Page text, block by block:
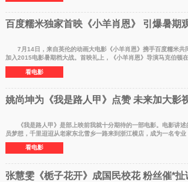
百度糯米独家首映《小羊肖恩》 引爆暑期
7月14日，来自英伦的动画大电影《小羊肖恩》携手百度糯米共
加入2015电影暑期档大战。首映礼上，《小羊肖恩》导演马克伯顿
羊肖恩》将于
看电影
姚尚坤为《我是路人甲》点赞 未来加大影
《我是路人甲》是部上映前我就十分期待的一部电影。电影讲述
员梦想，千里迢迢从老家东北雪乡一路来到浙江横店，成为一名专
一窍不通的
看电影
张慧雯《栀子花开》成国民校花 粉丝